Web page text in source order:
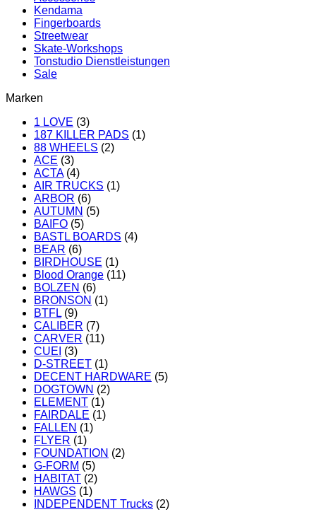
Kendama
Fingerboards
Streetwear
Skate-Workshops
Tonstudio Dienstleistungen
Sale
Marken
1 LOVE (3)
187 KILLER PADS (1)
88 WHEELS (2)
ACE (3)
ACTA (4)
AIR TRUCKS (1)
ARBOR (6)
AUTUMN (5)
BAIFO (5)
BASTL BOARDS (4)
BEAR (6)
BIRDHOUSE (1)
Blood Orange (11)
BOLZEN (6)
BRONSON (1)
BTFL (9)
CALIBER (7)
CARVER (11)
CUEI (3)
D-STREET (1)
DECENT HARDWARE (5)
DOGTOWN (2)
ELEMENT (1)
FAIRDALE (1)
FALLEN (1)
FLYER (1)
FOUNDATION (2)
G-FORM (5)
HABITAT (2)
HAWGS (1)
INDEPENDENT Trucks (2)